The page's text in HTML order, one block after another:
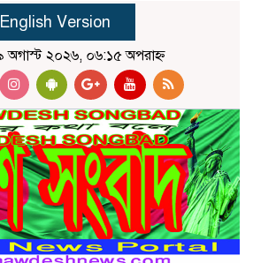
English Version
অগাস্ট ২০২৬, ০৬:১৫ অপরাহ্ন